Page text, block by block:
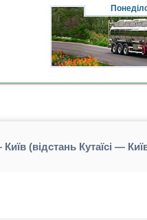
(відстань Кутаїсі —